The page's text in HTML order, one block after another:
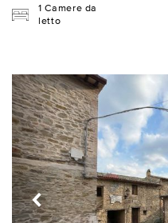
1 Camere da
letto